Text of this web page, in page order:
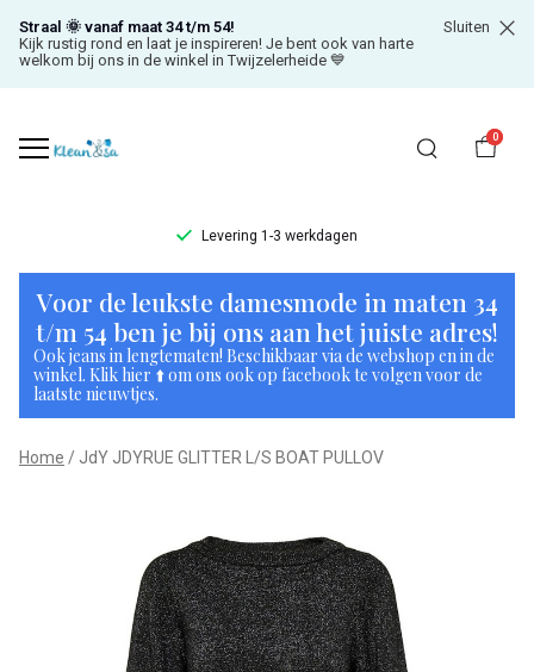
Straal 🌞 vanaf maat 34 t/m 54!
Kijk rustig rond en laat je inspireren! Je bent ook van harte
welkom bij ons in de winkel in Twijzelerheide 💙
Sluiten
0
Levering 1-3 werkdagen
JdY
JDYRUE
GLITTER
L/S
BOAT
PULLOV
Klean
Voor de leukste damesmode in maten 34
t/m 54 ben je bij ons aan het juiste adres!
Ook jeans in lengtematen! Beschikbaar via de webshop en in de
winkel. Klik hier ⬆️ om ons ook op facebook te volgen voor de
laatste nieuwtjes.
Home JdY JDYRUE GLITTER L/S BOAT PULLOV